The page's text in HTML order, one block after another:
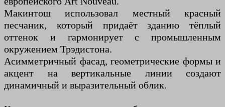
Макинтош использовал местный красный
песчаник, который придаёт зданию тёплый
оттенок и гармонирует с промышленным
окружением Трэдистона.
Асимметричный фасад, геометрические формы и
акцент на вертикальные линии создают
динамичный и выразительный облик.